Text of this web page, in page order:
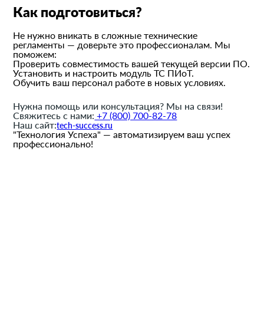
Как подготовиться?
Не нужно вникать в сложные технические
регламенты — доверьте это профессионалам. Мы
поможем:
Проверить совместимость вашей текущей версии ПО.
Установить и настроить модуль ТС ПИоТ.
Обучить ваш персонал работе в новых условиях.
Нужна помощь или консультация? Мы на связи!
Свяжитесь с нами: +7 (800) 700-82-78
Наш сайт:tech-success.ru
"Технология Успеха" — автоматизируем ваш успех
профессионально!